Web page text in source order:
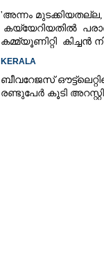
'അന്നം
കയ്യേറിയതിൽ
കമ്മ്യൂണിറ്റി കിച്ചൻ
KERALA
ബീവറേജസ്
രണ്ടുപേർ കൂടി